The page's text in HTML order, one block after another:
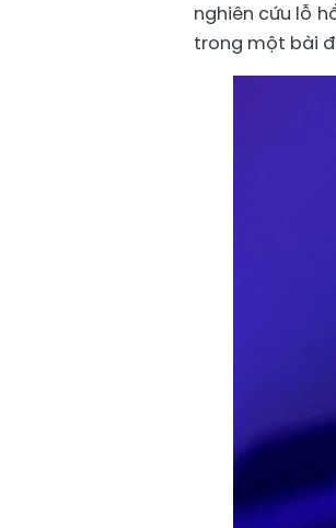
nghiên cứu lỗ
trong một bài